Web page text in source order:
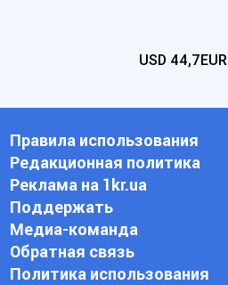
USD 44,7EUR
Правила использования
Редакционная политика
Реклама на 1kr.ua
Поддержать
Медиа-команда
Обратная связь
Политика использования